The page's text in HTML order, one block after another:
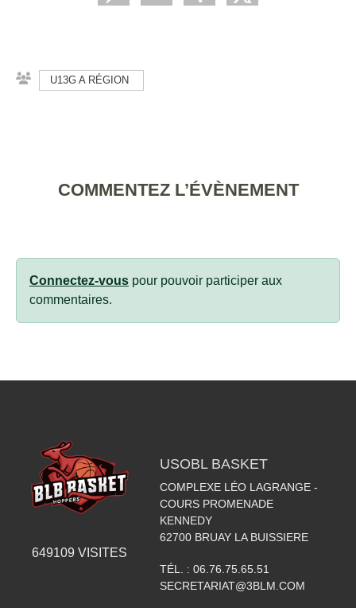
U13G A RÉGION
COMMENTEZ L’ÉVÈNEMENT
Connectez-vous pour pouvoir participer aux
commentaires.
649109 VISITES
USOBL BASKET
COMPLEXE LÉO LAGRANGE -
COURS PROMENADE
KENNEDY
62700 BRUAY LA BUISSIERE
TÉL. : 06.76.75.65.51
SECRETARIAT@3BLM.COM